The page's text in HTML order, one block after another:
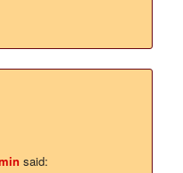
said: